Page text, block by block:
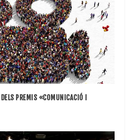
PREMIS «COMUNICACIÓ I